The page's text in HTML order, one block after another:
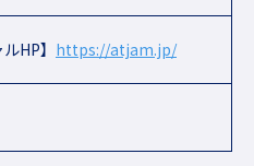
HP】 https://atjam.jp/